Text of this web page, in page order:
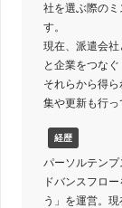
社を選ぶ際のミ
す。
現在、派遣会
と企業をつな
それらから得
集や更新も行っ
経歴
パーソルテン
ドバンスフロ
う」を運営。